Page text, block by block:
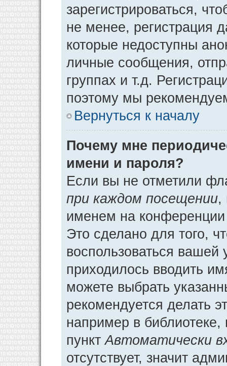
зарегистрироваться,
не менее, регистрация
которые недоступны
личные сообщения,
группах и т.д.
поэтому мы
Вернуться к началу
Почему мне
имени и пароля?
Если вы не отметили
при каждом посещении,
именем на конференции
Это сделано для того,
воспользоваться
приходилось вводить
можете выбрать
рекомендуется делать
например в библиотеке,
пунктАвтоматически
отсутствует, значит